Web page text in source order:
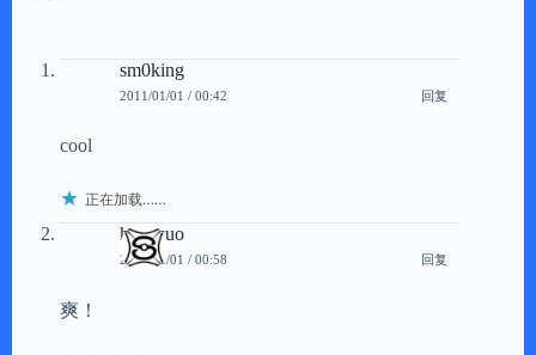
sm0king
2011/01/01 / 00:42 回复
cool
正在加载……
hengcuo
2011/01/01 / 00:58 回复
爽！